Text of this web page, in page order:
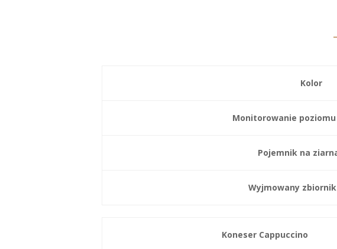
Kolor
Monitorowanie
Pojemnik na
Wyjmowany
Koneser Cappuccino